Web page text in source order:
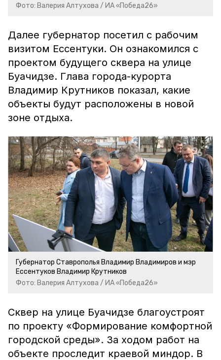
Фото: Валерия Алтухова / ИА «Победа26»
Далее губернатор посетил с рабочим
визитом Ессентуки. Он ознакомился с
проектом будущего сквера на улице
Буачидзе. Глава города-курорта
Владимир Крутников показал, какие
объекты будут расположены в новой
зоне отдыха.
Губернатор Ставрополья Владимир Владимиров и мэр
Ессентуков Владимир Крутников
Фото: Валерия Алтухова / ИА «Победа26»
Сквер на улице Буачидзе благоустроят
по проекту «Формирование комфортной
городской среды». За ходом работ на
объекте проследит краевой миндор. В